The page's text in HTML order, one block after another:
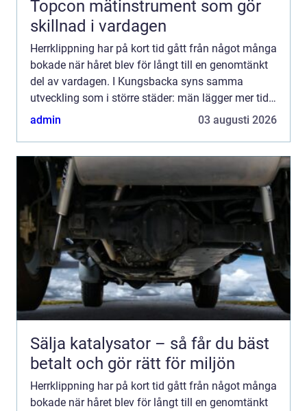
Topcon mätinstrument som gör
skillnad i vardagen
Herrklippning har på kort tid gått från något många
bokade när håret blev för långt till en genomtänkt
del av vardagen. I Kungsbacka syns samma
utveckling som i större städer: män lägger mer tid
på stil, hår och skägg. En bra herrklippning handlar
admin 03 augusti 2026
Sälja katalysator – så får du bäst
betalt och gör rätt för miljön
Herrklippning har på kort tid gått från något många
bokade när håret blev för långt till en genomtänkt